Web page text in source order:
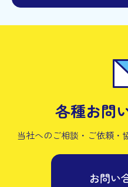
各種お問
当社へのご相談・ご依頼・
お問い